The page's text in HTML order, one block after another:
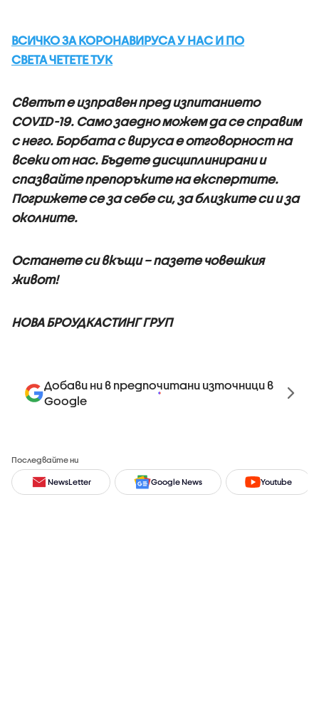
ВСИЧКО ЗА КОРОНАВИРУСА У НАС И ПО
СВЕТА ЧЕТЕТЕ ТУК
Светът е изправен пред изпитанието
COVID-19. Само заедно можем да се справим
с него. Борбата с вируса е отговорност на
всеки от нас. Бъдете дисциплинирани и
спазвайте препоръките на експертите.
Погрижете се за себе си, за близките си и за
околните.
Останете си вкъщи – пазете човешкия
живот!
НОВА БРОУДКАСТИНГ ГРУП
Добави ни в предпочитани източници в
Google
Последвайте ни
NewsLetter Google News Youtube